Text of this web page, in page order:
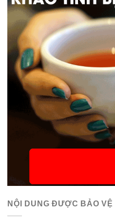
NỘI DUNG ĐƯỢC BẢO VỆ